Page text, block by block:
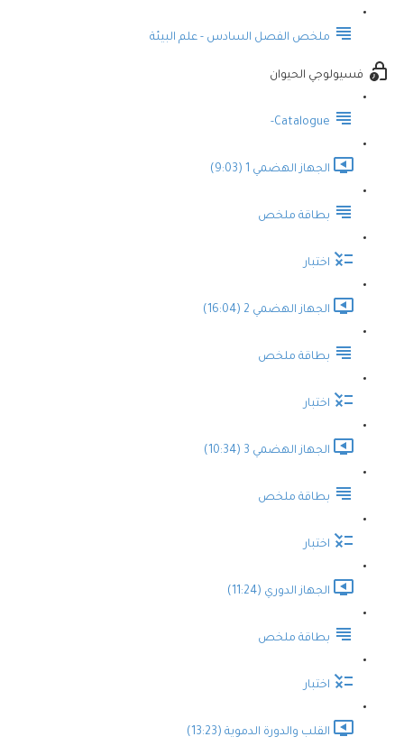
ملخص الفصل السادس - علم البيئة
فسيولوجي الحيوان
Catalogue-
الجهاز الهضمي 1 (9:03)
بطاقة ملخص
اختبار
الجهاز الهضمي 2 (16:04)
بطاقة ملخص
اختبار
الجهاز الهضمي 3 (10:34)
بطاقة ملخص
اختبار
الجهاز الدوري (11:24)
بطاقة ملخص
اختبار
القلب والدورة الدموية (13:23)